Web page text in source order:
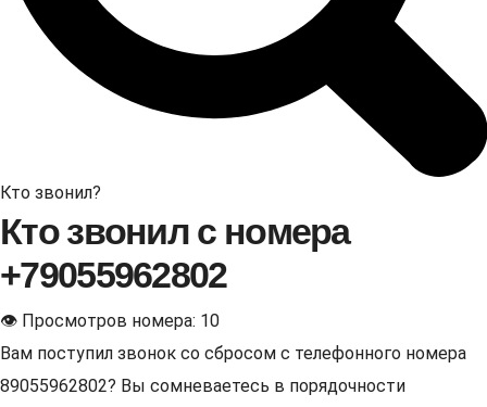
Кто звонил?
Кто звонил с номера
+79055962802
👁 Просмотров номера: 10
Вам поступил звонок со сбросом с телефонного номера
89055962802? Вы сомневаетесь в порядочности